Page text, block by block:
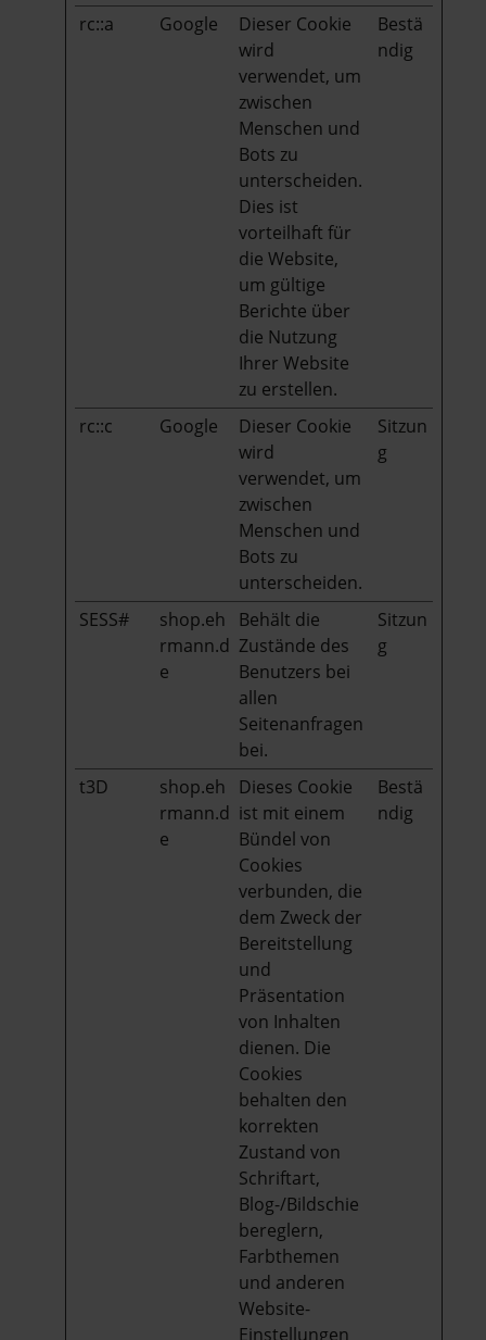
rc::a Google
Dieser Cookie
wird
verwendet, um
zwischen
Menschen und
Bots zu
unterscheiden.
Dies ist
vorteilhaft für
die Website,
um gültige
Berichte über
die Nutzung
Ihrer Website
zu erstellen.
Bestä
ndig
rc::c Google
Dieser Cookie
wird
verwendet, um
zwischen
Menschen und
Bots zu
unterscheiden.
Sitzun
g
SESS#
shop.eh
rmann.d
e
Behält die
Zustände des
Benutzers bei
allen
Seitenanfragen
bei.
Sitzun
g
t3D
shop.eh
rmann.d
e
Dieses Cookie
ist mit einem
Bündel von
Cookies
verbunden, die
dem Zweck der
Bereitstellung
und
Präsentation
von Inhalten
dienen. Die
Cookies
behalten den
korrekten
Zustand von
Schriftart,
Blog-/Bildschie
bereglern,
Farbthemen
und anderen
Website-
Einstellungen
Bestä
ndig